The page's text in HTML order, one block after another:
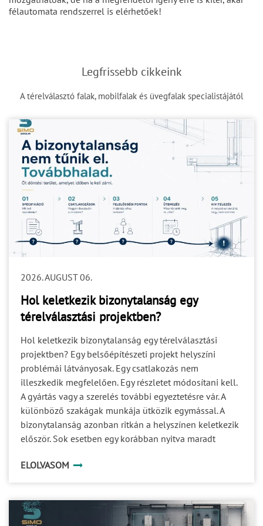
félautomata rendszerrel is elérhetőek!
Legfrissebb cikkeink
A térelválasztó falak, mobilfalak és üvegfalak specialistájától
2026. AUGUST 06.
Hol keletkezik bizonytalanság egy
térelválasztási projektben?
Hol keletkezik bizonytalanság egy térelválasztási
projektben? Egy belsőépítészeti projekt helyszíni
problémái látványosak. Egy csatlakozás nem
illeszkedik megfelelően. Egy részletet módosítani kell.
A gyártás vagy a szerelés további egyeztetésre vár. A
különböző szakágak munkája ütközik egymással. A
bizonytalanság azonban ritkán a helyszínen keletkezik
először. Sok esetben egy korábban nyitva maradt
a tervezés során még kisebb részletnek tűnik, az a
projektbiztonság ezért nem egyetlen ellenőrzési pont
eredménye. Több, egymással összefüggő döntési
ELOLVASOM